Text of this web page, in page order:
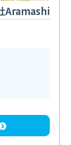
Aramashi